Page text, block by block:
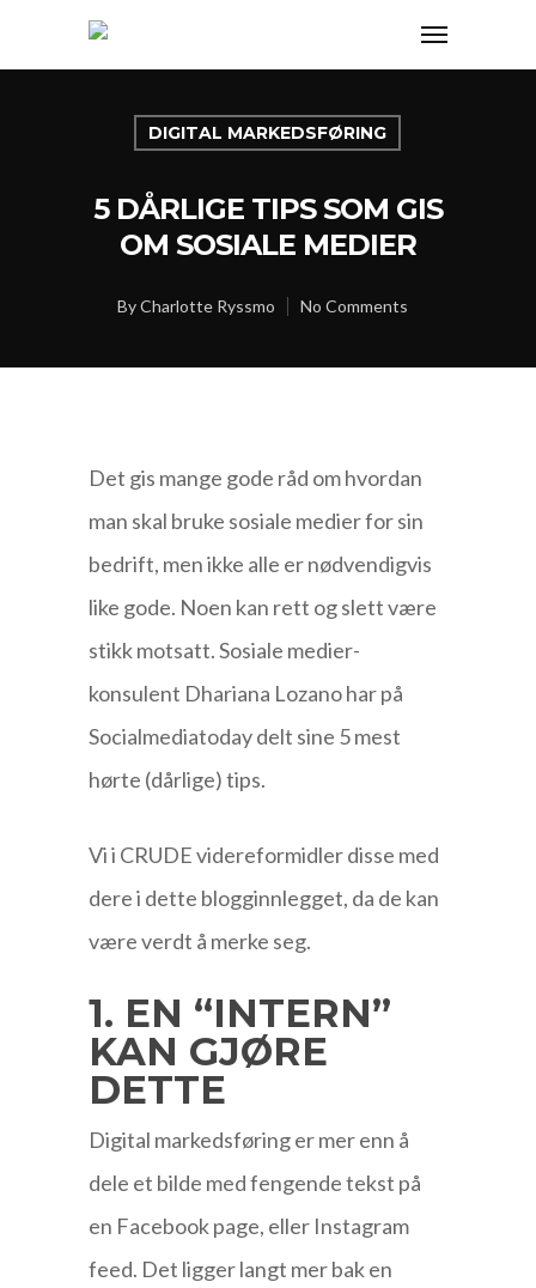
DIGITAL MARKEDSFØRING
5 DÅRLIGE TIPS SOM GIS
OM SOSIALE MEDIER
ByCharlotte Ryssmo No Comments
Det gis mange gode råd om hvordan
man skal bruke sosiale medier for sin
bedrift, men ikke alle er nødvendigvis
like gode. Noen kan rett og slett være
stikk motsatt.Sosiale medier-
konsulent Dhariana Lozano har på
Socialmediatoday delt sine 5 mest
hørte (dårlige) tips.
Vi i CRUDE videreformidler disse med
dere i dette blogginnlegget, da de kan
være verdt å merke seg.
1. EN “INTERN”
KAN GJØRE
DETTE
Digital markedsføring er mer enn å
dele et bilde med fengende tekst på
en Facebook page, eller Instagram
feed. Det ligger langt mer bak en